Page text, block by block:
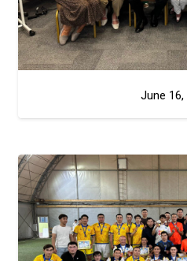
June 16,